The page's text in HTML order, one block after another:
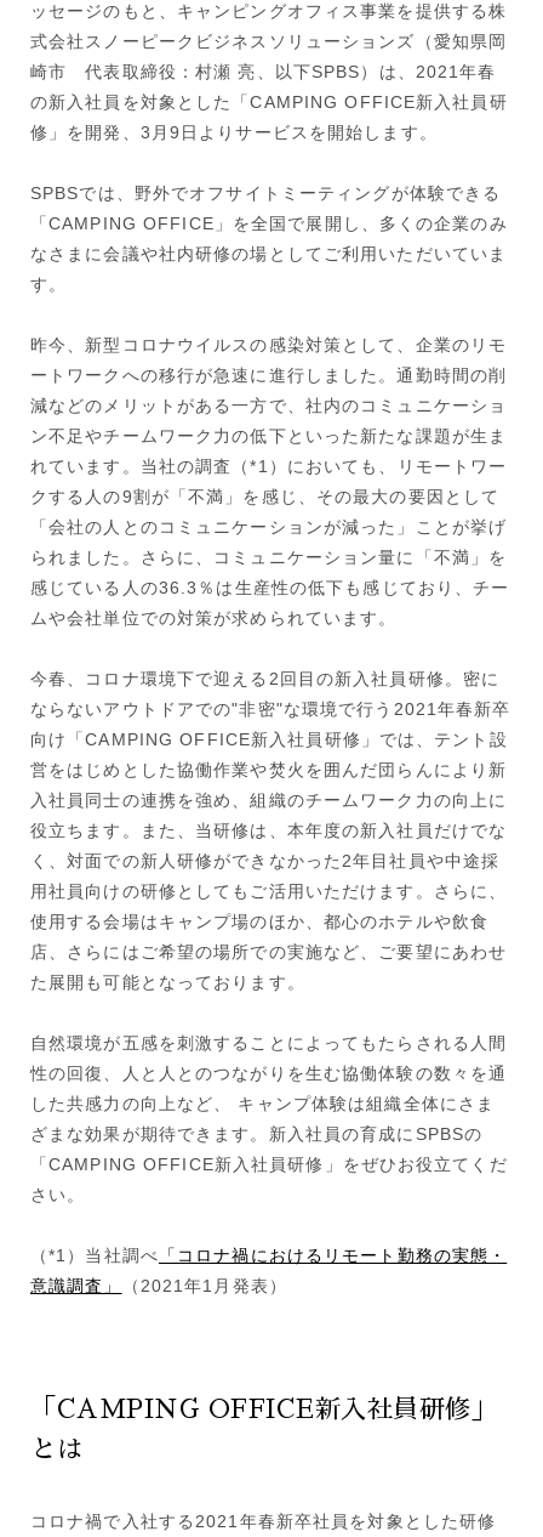
ッセージのもと、キャンピングオフィス事業を提供する株
式会社スノーピークビジネスソリューションズ（愛知県岡
崎市 代表取締役：村瀬 亮、以下SPBS）は、2021年春
の新入社員を対象とした「CAMPING OFFICE新入社員研
修」を開発、3月9日よりサービスを開始します。
SPBSでは、野外でオフサイトミーティングが体験できる
「CAMPING OFFICE」を全国で展開し、多くの企業のみ
なさまに会議や社内研修の場としてご利用いただいていま
す。
昨今、新型コロナウイルスの感染対策として、企業のリモ
ートワークへの移行が急速に進行しました。通勤時間の削
減などのメリットがある一方で、社内のコミュニケーショ
ン不足やチームワーク力の低下といった新たな課題が生ま
れています。当社の調査（*1）においても、リモートワー
クする人の9割が「不満」を感じ、その最大の要因として
「会社の人とのコミュニケーションが減った」ことが挙げ
られました。さらに、コミュニケーション量に「不満」を
感じている人の36.3％は生産性の低下も感じており、チー
ムや会社単位での対策が求められています。
今春、コロナ環境下で迎える2回目の新入社員研修。密に
ならないアウトドアでの"非密"な環境で行う2021年春新卒
向け「CAMPING OFFICE新入社員研修」では、テント設
営をはじめとした協働作業や焚火を囲んだ団らんにより新
入社員同士の連携を強め、組織のチームワーク力の向上に
役立ちます。また、当研修は、本年度の新入社員だけでな
く、対面での新人研修ができなかった2年目社員や中途採
用社員向けの研修としてもご活用いただけます。さらに、
使用する会場はキャンプ場のほか、都心のホテルや飲食
店、さらにはご希望の場所での実施など、ご要望にあわせ
た展開も可能となっております。
自然環境が五感を刺激することによってもたらされる人間
性の回復、人と人とのつながりを生む協働体験の数々を通
した共感力の向上など、 キャンプ体験は組織全体にさま
ざまな効果が期待できます。新入社員の育成にSPBSの
「CAMPING OFFICE新入社員研修」をぜひお役立てくだ
さい。
（*1）当社調べ 「コロナ禍におけるリモート勤務の実態・
意識調査」
（2021年1月発表）
「CAMPING OFFICE新入社員研修」
とは
コロナ禍で入社する2021年春新卒社員を対象とした研修